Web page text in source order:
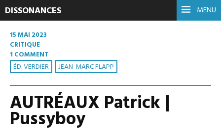
MENU
DISSONANCES
15 MAI 2023
CRITIQUE
1 COMMENT
ÉD. VERDIER JEAN-MARC FLAPP
AUTRÉAUX Patrick |
Pussyboy